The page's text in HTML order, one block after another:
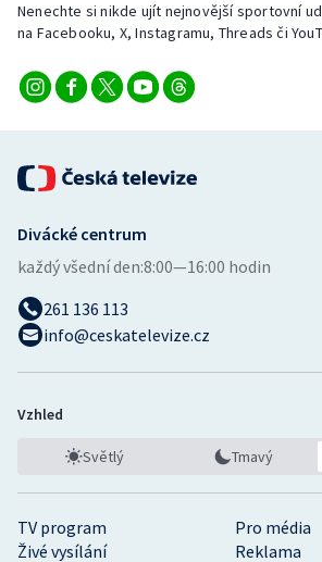
Nenechte si nikde ujít nejnovější sportovní
na Facebooku, X, Instagramu, Threads či
TV program
Pro média
Živé vysílání
Reklama
Divácké centrum
každý všední den:8:00—16:00 hodin
261 136 113
info@ceskatelevize.cz
Vzhled
Světlý Tmavý